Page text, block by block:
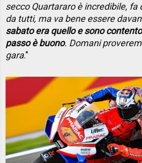
secco Quartararo è incredibile, fa
da tutti, ma va bene essere
sabato era quello e sono
passo è buono. Domani
gara."